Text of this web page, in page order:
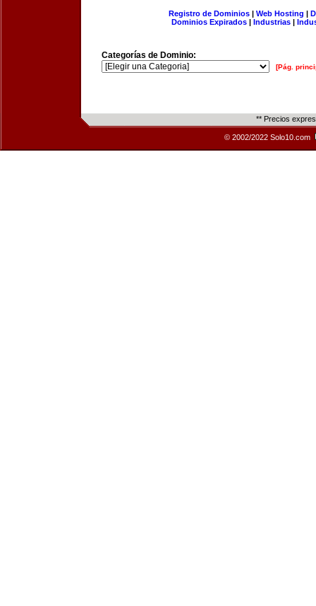
Registro de Dominios| Web Hosting |
Dominios Expirados | Industrias |
Categorías de Dominio:
[Pág.
** Precios
© 2002/2022 Solo10.com